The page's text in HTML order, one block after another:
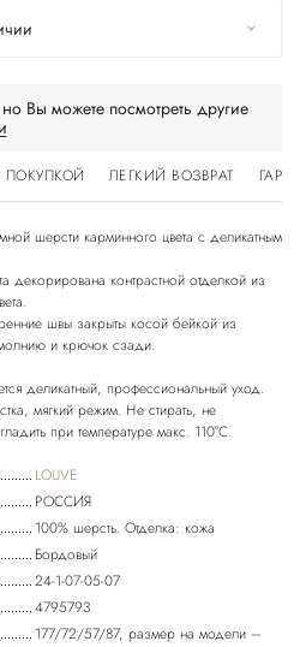
Вы можете посмотреть другие
ЛЕГКИЙ ВОЗВРАТ
шерсти карминного цвета с деликатным
декорирована контрастной отделкой из
швы закрыты косой бейкой из
и крючок сзади.
деликатный, профессиональный уход.
мягкий режим. Не стирать, не
LOUVE
РОССИЯ
100% шерсть. Отделка: кожа
Бордовый
24-1-07-05-07
4795793
177/72/57/87, размер на модели –